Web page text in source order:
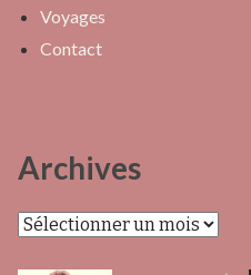
Voyages
Contact
Archives
Archives